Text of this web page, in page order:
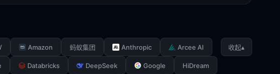
Amazon 蚂蚁集团 Anthropic Arcee AI
Databricks DeepSeek Google HiDream
收起▴